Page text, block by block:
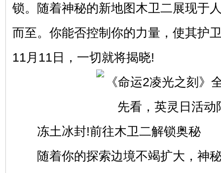
锁。随着神秘的新地图木卫二展现于
而至。你能否控制你的力量，使其护
11月11日，一切就将揭晓!
冻土冰封!前往木卫二解锁奥秘
随着你的探索边境不竭扩大，神秘